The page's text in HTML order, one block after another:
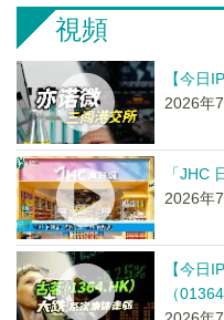
視頻
【今日
2026年
「JHC
2026年
【今日
（